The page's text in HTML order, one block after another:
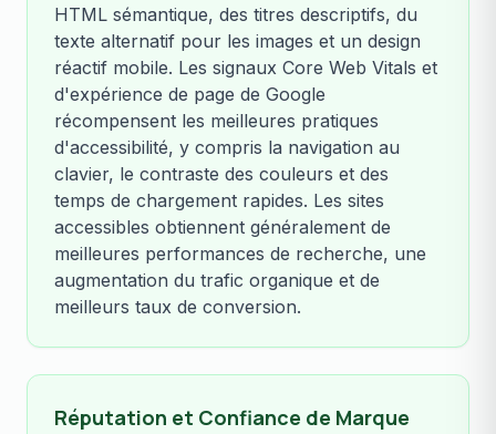
HTML sémantique, des titres descriptifs, du
texte alternatif pour les images et un design
réactif mobile. Les signaux Core Web Vitals et
d'expérience de page de Google
récompensent les meilleures pratiques
d'accessibilité, y compris la navigation au
clavier, le contraste des couleurs et des
temps de chargement rapides. Les sites
accessibles obtiennent généralement de
meilleures performances de recherche, une
augmentation du trafic organique et de
meilleurs taux de conversion.
Réputation et Confiance de Marque